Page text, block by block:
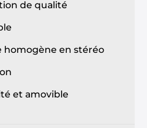
de qualité
homogène en stéréo
et amovible